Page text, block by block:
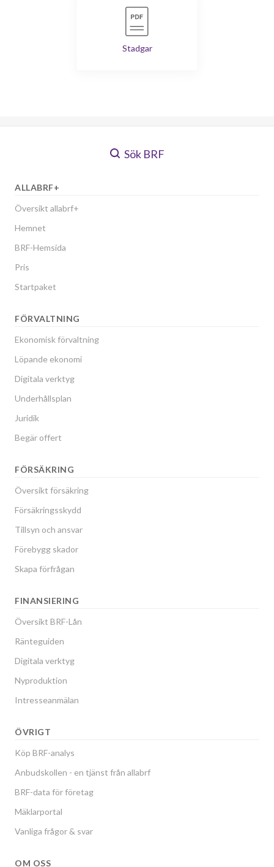
Stadgar
Sök BRF
ALLABRF+
Översikt allabrf+
Hemnet
BRF-Hemsida
Pris
Startpaket
FÖRVALTNING
Ekonomisk förvaltning
Löpande ekonomi
Digitala verktyg
Underhållsplan
Juridik
Begär offert
FÖRSÄKRING
Översikt försäkring
Försäkringsskydd
Tillsyn och ansvar
Förebygg skador
Skapa förfrågan
FINANSIERING
Översikt BRF-Lån
Ränteguiden
Digitala verktyg
Nyproduktion
Intresseanmälan
ÖVRIGT
Köp BRF-analys
Anbudskollen - en tjänst från allabrf
BRF-data för företag
Mäklarportal
Vanliga frågor & svar
OM OSS